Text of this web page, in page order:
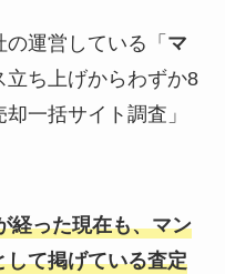
運営している「 マ
立ち上げからわずか8
一括サイト調査」
経った現在も、マン
て掲げている査定